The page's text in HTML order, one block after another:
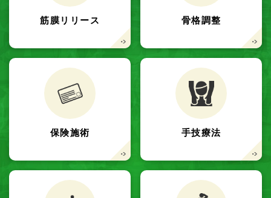
筋膜リリース 骨格調整
保険施術 手技療法